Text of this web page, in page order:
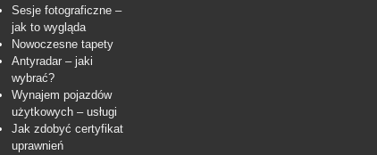
Sesje fotograficzne –
jak to wygląda
Nowoczesne tapety
Antyradar – jaki
wybrać?
Wynajem pojazdów
użytkowych – usługi
Jak zdobyć certyfikat
uprawnień